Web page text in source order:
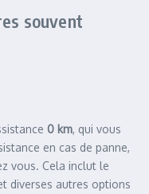
souvent
0 km, qui vous
en cas de panne,
vous. Cela inclut le
diverses autres options